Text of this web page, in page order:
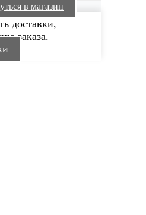
в магазин
доставки,
заказа.